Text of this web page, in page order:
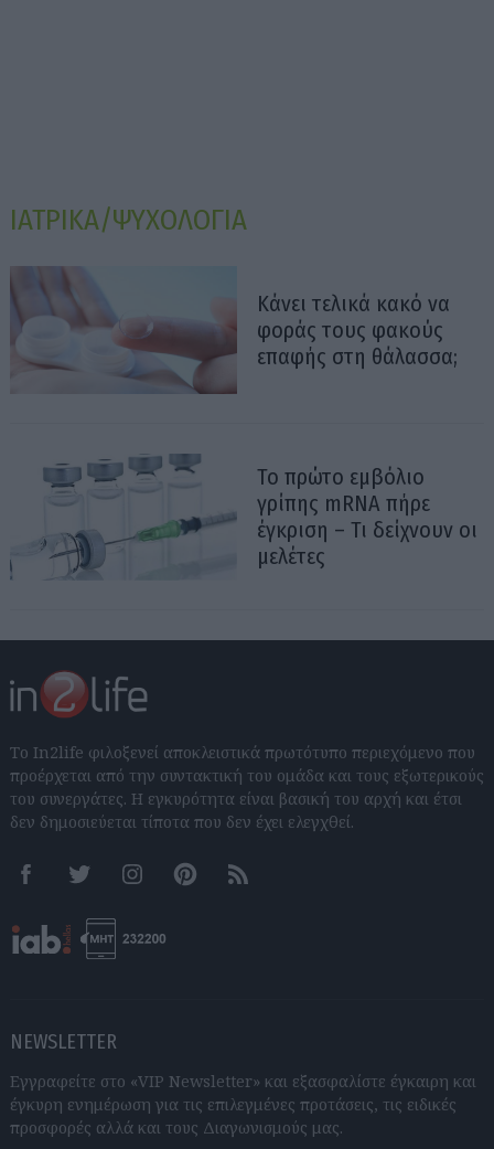
ΙΑΤΡΙΚΑ/ΨΥΧΟΛΟΓΙΑ
Κάνει τελικά κακό να
φοράς τους φακούς
επαφής στη θάλασσα;
Το πρώτο εμβόλιο
γρίπης mRNA πήρε
έγκριση – Τι δείχνουν οι
μελέτες
Το In2life φιλοξενεί αποκλειστικά πρωτότυπο περιεχόμενο που
προέρχεται από την συντακτική του ομάδα και τους εξωτερικούς
του συνεργάτες. Η εγκυρότητα είναι βασική του αρχή και έτσι
δεν δημοσιεύεται τίποτα που δεν έχει ελεγχθεί.
FacebookTwitter InstagramPinterestRSS feeds
NEWSLETTER
Εγγραφείτε στο «VIP Newsletter» και εξασφαλίστε έγκαιρη και
έγκυρη ενημέρωση για τις επιλεγμένες προτάσεις, τις ειδικές
προσφορές αλλά και τους Διαγωνισμούς μας.